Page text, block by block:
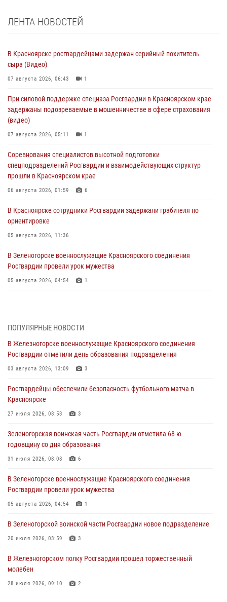
ЛЕНТА НОВОСТЕЙ
В Красноярске росгвардейцами задержан серийный похититель
сыра (Видео)
07 августа 2026, 06:43 1
При силовой поддержке спецназа Росгвардии в Красноярском крае
задержаны подозреваемые в мошенничестве в сфере страхования
(видео)
07 августа 2026, 05:11 1
Соревнования специалистов высотной подготовки
спецподразделений Росгвардии и взаимодействующих структур
прошли в Красноярском крае
06 августа 2026, 01:59 6
В Красноярске сотрудники Росгвардии задержали грабителя по
ориентировке
05 августа 2026, 11:36
В Зеленогорске военнослужащие Красноярского соединения
Росгвардии провели урок мужества
05 августа 2026, 04:54 1
05 августа 2026, 04:52 1
В Красноярске сотрудники вневедомственной охраны Росгвардии
задержали подозреваемого в серии краж из гипермаркета
04 августа 2026, 09:57
Сотрудники Росгвардии обеспечили общественный порядок во
время проведения экстремального заплыва в Дудинке
04 августа 2026, 08:36
В Красноярске сотрудники Росгвардии задержали подозреваемого
в серии краж из супермаркета
04 августа 2026, 06:50
Военнослужащие Красноярского соединения Росгвардии
познакомили отдыхающих детей с тонкостями РХБ защиты
03 августа 2026, 13:12 2
ПОПУЛЯРНЫЕ НОВОСТИ
В Железногорске военнослужащие Красноярского соединения
Росгвардии отметили день образования подразделения
03 августа 2026, 13:09 3
Росгвардейцы обеспечили безопасность футбольного матча в
Красноярске
27 июля 2026, 08:53 3
Зеленогорская воинская часть Росгвардии отметила 68-ю
годовщину со дня образования
31 июля 2026, 08:08 6
В Зеленогорске военнослужащие Красноярского соединения
Росгвардии провели урок мужества
05 августа 2026, 04:54 1
В Зеленогорской воинской части Росгвардии новое подразделение
20 июля 2026, 03:59 3
В Железногорском полку Росгвардии прошел торжественный
молебен
28 июля 2026, 09:10 2